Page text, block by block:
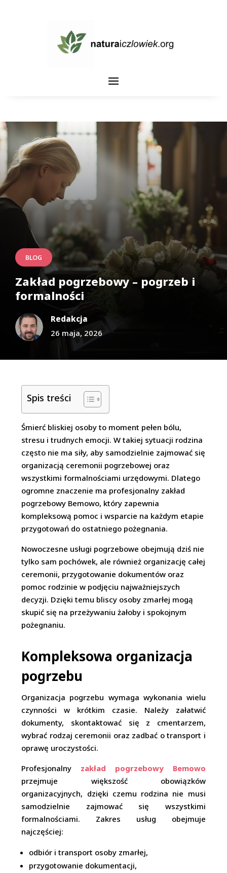
BLOG
Zakład pogrzebowy – pogrzeb i
formalności
Redakcja
26 maja, 2026
Spis treści
Śmierć bliskiej osoby to moment pełen bólu,
stresu i trudnych emocji. W takiej sytuacji rodzina
często nie ma siły, aby samodzielnie zajmować się
organizacją ceremonii pogrzebowej oraz
wszystkimi formalnościami urzędowymi. Dlatego
ogromne znaczenie ma profesjonalny zakład
pogrzebowy Bemowo, który zapewnia
kompleksową pomoc i wsparcie na każdym etapie
przygotowań do ostatniego pożegnania.
Nowoczesne usługi pogrzebowe obejmują dziś nie
tylko sam pochówek, ale również organizację całej
ceremonii, przygotowanie dokumentów oraz
pomoc rodzinie w podjęciu najważniejszych
decyzji. Dzięki temu bliscy osoby zmarłej mogą
skupić się na przeżywaniu żałoby i spokojnym
pożegnaniu.
Kompleksowa organizacja
pogrzebu
Organizacja pogrzebu wymaga wykonania wielu
czynności w krótkim czasie. Należy załatwić
dokumenty, skontaktować się z cmentarzem,
wybrać rodzaj ceremonii oraz zadbać o transport i
oprawę uroczystości.
Profesjonalny zakład pogrzebowy Bemowo
przejmuje większość obowiązków
organizacyjnych, dzięki czemu rodzina nie musi
samodzielnie zajmować się wszystkimi
formalnościami. Zakres usług obejmuje
najczęściej:
odbiór i transport osoby zmarłej,
przygotowanie dokumentacji,